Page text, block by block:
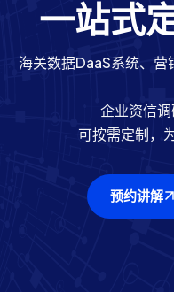
专注进
二十余年行业经验，以
服务国
进出
提供88个国家海关数
贸易覆盖全球230+国
一站式
海关数据DaaS系统、营
企业资信
可按需定制，
预约讲解
我
进出
提供88个国家海关数
贸易覆盖全球230+国